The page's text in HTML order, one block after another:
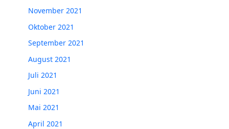
November 2021
Oktober 2021
September 2021
August 2021
Juli 2021
Juni 2021
Mai 2021
April 2021